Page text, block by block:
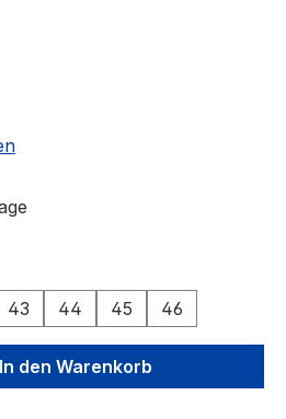
43 44 45 46
gewünschten Wert
In den Warenkorb